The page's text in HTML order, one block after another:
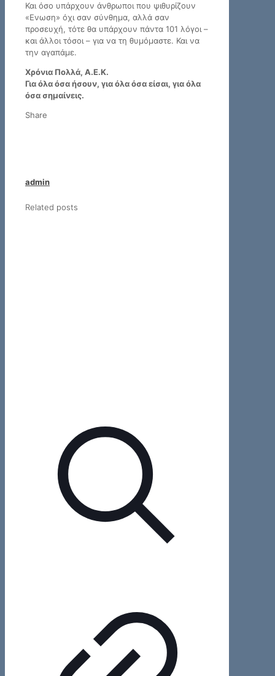
Και όσο υπάρχουν άνθρωποι που ψιθυρίζουν
«Ενωση» όχι σαν σύνθημα, αλλά σαν
προσευχή, τότε θα υπάρχουν πάντα 101 λόγοι –
και άλλοι τόσοι – για να τη θυμόμαστε. Και να
την αγαπάμε.
Χρόνια Πολλά, Α.Ε.Κ.
Για όλα όσα ήσουν, για όλα όσα είσαι, για όλα
όσα σημαίνεις.
Share
admin
Related posts